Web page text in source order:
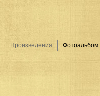
Произведения Фотоальбом